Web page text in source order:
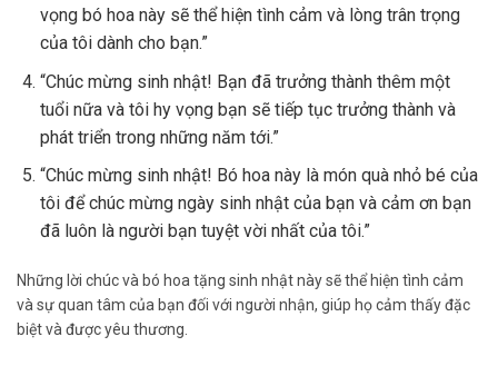
vọng bó hoa này sẽ thể hiện tình cảm và lòng trân trọng
của tôi dành cho bạn.”
“Chúc mừng sinh nhật! Bạn đã trưởng thành thêm một
tuổi nữa và tôi hy vọng bạn sẽ tiếp tục trưởng thành và
phát triển trong những năm tới.”
“Chúc mừng sinh nhật! Bó hoa này là món quà nhỏ bé của
tôi để chúc mừng ngày sinh nhật của bạn và cảm ơn bạn
đã luôn là người bạn tuyệt vời nhất của tôi.”
Những lời chúc và bó hoa tặng sinh nhật này sẽ thể hiện tình cảm
và sự quan tâm của bạn đối với người nhận, giúp họ cảm thấy đặc
biệt và được yêu thương.